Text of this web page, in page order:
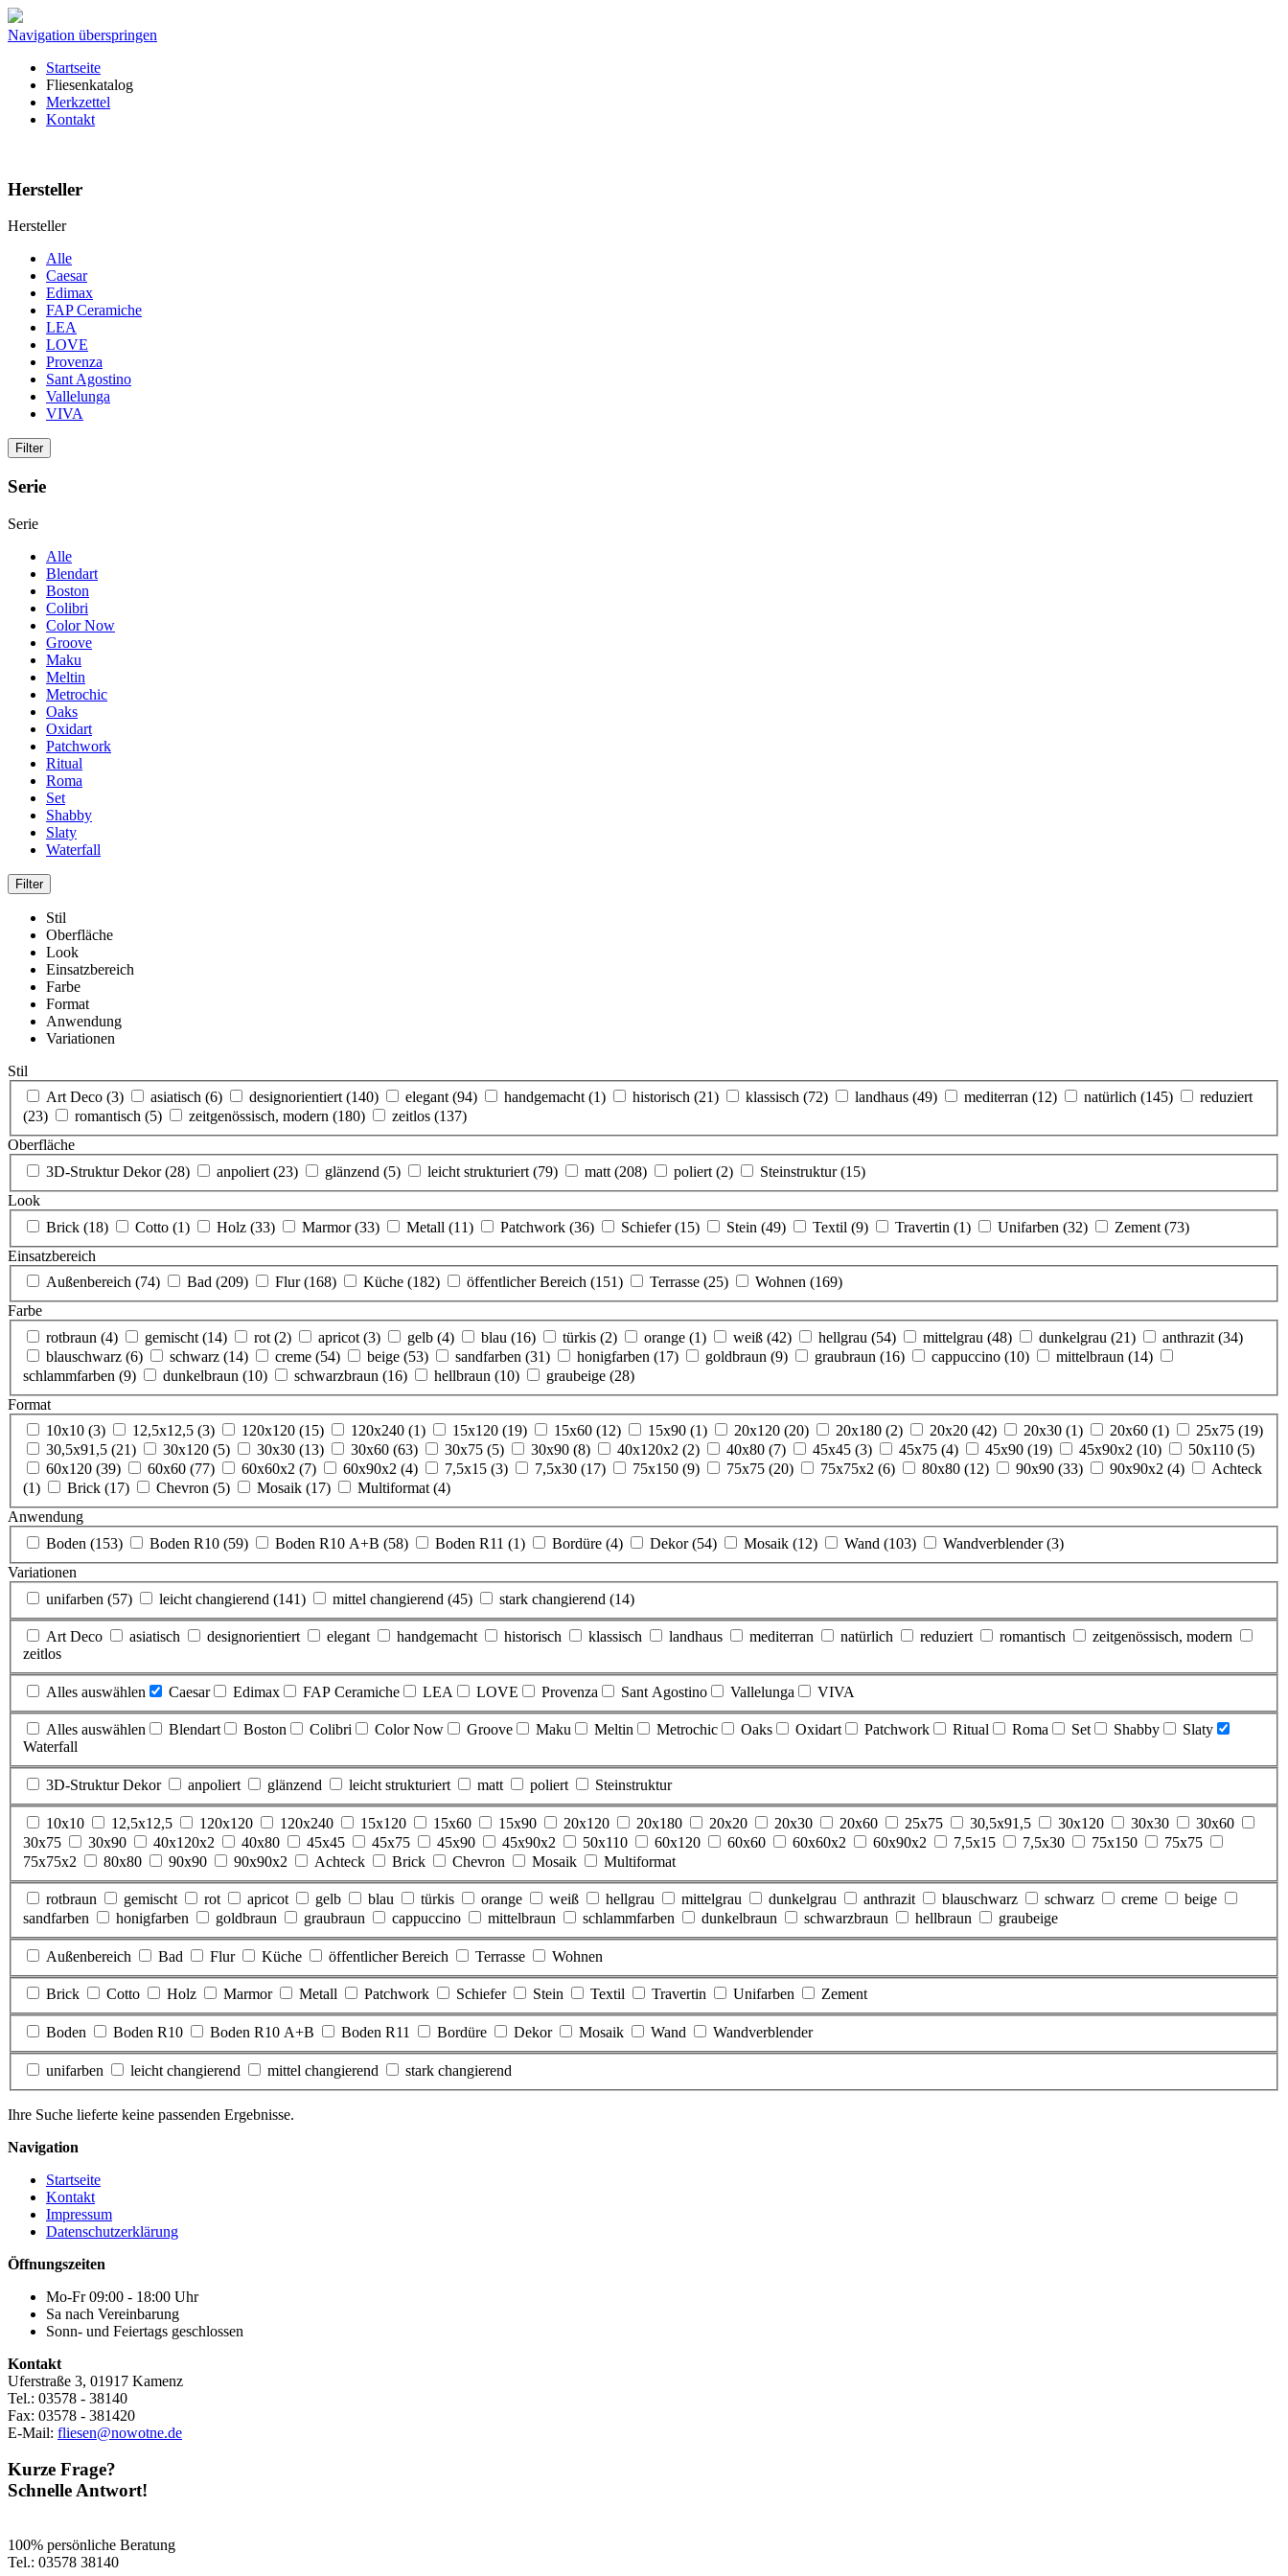
Navigation überspringen
Startseite
Fliesenkatalog
Merkzettel
Kontakt
Hersteller
Hersteller
Alle
Caesar
Edimax
FAP Ceramiche
LEA
LOVE
Provenza
Sant Agostino
Vallelunga
VIVA
Serie
Serie
Alle
Blendart
Boston
Colibri
Color Now
Groove
Maku
Meltin
Metrochic
Oaks
Oxidart
Patchwork
Ritual
Roma
Set
Shabby
Slaty
Waterfall
Stil
Oberfläche
Look
Einsatzbereich
Farbe
Format
Anwendung
Variationen
Stil
Art Deco (3) asiatisch (6) designorientiert(140) elegant(94) handgemacht(1) historisch (21) klassisch (72) landhaus (49) mediterran (12) natürlich (145)
reduziert
(23)
romantisch (5) zeitgenössisch, modern (180) zeitlos (137)
Oberfläche
3D-Struktur Dekor(28) anpoliert (23) glänzend (5) leicht strukturiert (79) matt (208) poliert (2) Steinstruktur(15)
Look
Brick (18) Cotto (1) Holz (33) Marmor(33) Metall (11) Patchwork (36) Schiefer(15) Stein (49) Textil (9) Travertin (1) Unifarben (32) Zement (73)
Einsatzbereich
Außenbereich (74) Bad (209) Flur(168) Küche (182) öffentlicher Bereich (151) Terrasse (25) Wohnen (169)
Farbe
rotbraun (4) gemischt (14) rot (2) apricot (3) gelb (4) blau (16) türkis (2) orange (1) weiß (42) hellgrau (54) mittelgrau (48) dunkelgrau (21) anthrazit (34)
blauschwarz (6) schwarz (14) creme (54) beige (53) sandfarben (31) honigfarben (17) goldbraun (9) graubraun (16) cappuccino (10) mittelbraun (14)
schlammfarben (9) dunkelbraun (10) schwarzbraun (16) hellbraun (10) graubeige (28)
Format
10x10 (3) 12,5x12,5 (3) 120x120 (15) 120x240 (1) 15x120 (19) 15x60 (12) 15x90 (1) 20x120 (20) 20x180 (2) 20x20 (42) 20x30 (1) 20x60 (1) 25x75 (19)
30,5x91,5 (21) 30x120 (5) 30x30 (13) 30x60 (63) 30x75 (5) 30x90 (8) 40x120x2 (2) 40x80 (7) 45x45 (3) 45x75 (4) 45x90 (19) 45x90x2 (10) 50x110 (5)
60x120 (39) 60x60 (77) 60x60x2 (7) 60x90x2 (4) 7,5x15 (3) 7,5x30 (17) 75x150 (9) 75x75 (20) 75x75x2 (6) 80x80 (12) 90x90 (33) 90x90x2 (4)
Achteck
(1)
Brick (17) Chevron (5) Mosaik (17) Multiformat(4)
Anwendung
Boden (153) Boden R10 (59) Boden R10 A+B (58) Boden R11 (1) Bordüre (4) Dekor(54) Mosaik (12) Wand (103) Wandverblender(3)
Variationen
unifarben (57) leicht changierend (141) mittel changierend (45) stark changierend (14)
Art Deco asiatisch designorientiert elegant handgemacht historisch klassisch landhaus mediterran natürlich reduziert romantisch
zeitgenössisch, modern
zeitlos
Alles auswählen Caesar Edimax FAP Ceramiche LEA LOVE Provenza Sant Agostino Vallelunga VIVA
Alles auswählen Blendart Boston Colibri Color Now Groove Maku Meltin Metrochic Oaks Oxidart Patchwork Ritual Roma Set Shabby
Slaty
Waterfall
3D-Struktur Dekor anpoliert glänzend leicht strukturiert matt poliert Steinstruktur
10x10 12,5x12,5 120x120 120x240 15x120 15x60 15x90 20x120 20x180 20x20 20x30 20x60 25x75 30,5x91,5 30x120 30x30
30x60
30x75
30x90 40x120x2 40x80 45x45 45x75 45x90 45x90x2 50x110 60x120 60x60 60x60x2 60x90x2 7,5x15 7,5x30 75x150
75x75
75x75x2
80x80 90x90 90x90x2 Achteck Brick Chevron Mosaik Multiformat
rotbraun gemischt rot apricot gelb blau türkis orange weiß hellgrau mittelgrau dunkelgrau anthrazit blauschwarz schwarz creme
beige
sandfarben
honigfarben goldbraun graubraun cappuccino mittelbraun schlammfarben dunkelbraun schwarzbraun hellbraun graubeige
Außenbereich Bad Flur Küche öffentlicher Bereich Terrasse Wohnen
Brick Cotto Holz Marmor Metall Patchwork Schiefer Stein Textil Travertin Unifarben Zement
Boden Boden R10 Boden R10 A+B Boden R11 Bordüre Dekor Mosaik Wand Wandverblender
unifarben leicht changierend mittel changierend stark changierend
Ihre Suche lieferte keine passenden Ergebnisse.
Navigation
Startseite
Kontakt
Impressum
Datenschutzerklärung
Öffnungszeiten
Mo-Fr 09:00 - 18:00 Uhr
Sa nach Vereinbarung
Sonn- und Feiertags geschlossen
Kontakt
Uferstraße 3, 01917 Kamenz
Tel.: 03578 - 38140
Fax: 03578 - 381420
E-Mail: fliesen@nowotne.de
Kurze Frage?
Schnelle Antwort!
100% persönliche Beratung
Tel.: 03578 38140